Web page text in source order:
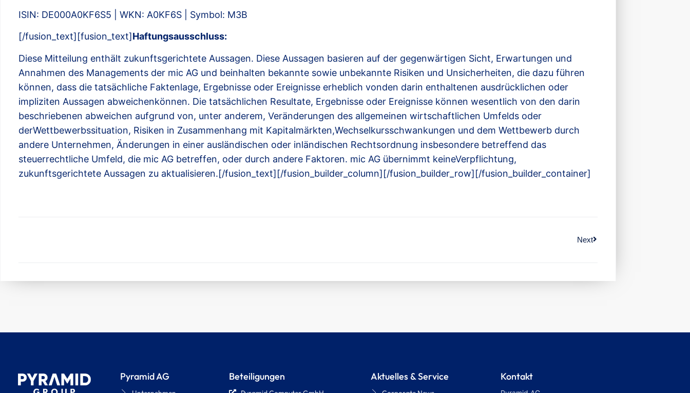
ISIN: DE000A0KF6S5 | WKN: A0KF6S | Symbol: M3B
[/fusion_text][fusion_text]Haftungsausschluss:
Diese Mitteilung enthält zukunftsgerichtete Aussagen. Diese Aussagen basieren auf der gegenwärtigen Sicht, Erwartungen und
Annahmen des Managements der mic AG und beinhalten bekannte sowie unbekannte Risiken und Unsicherheiten, die dazu führen
können, dass die tatsächliche Faktenlage, Ergebnisse oder Ereignisse erheblich vonden darin enthaltenen ausdrücklichen oder
impliziten Aussagen abweichenkönnen. Die tatsächlichen Resultate, Ergebnisse oder Ereignisse können wesentlich von den darin
beschriebenen abweichen aufgrund von, unter anderem, Veränderungen des allgemeinen wirtschaftlichen Umfelds oder
derWettbewerbssituation, Risiken in Zusammenhang mit Kapitalmärkten,Wechselkursschwankungen und dem Wettbewerb durch
andere Unternehmen, Änderungen in einer ausländischen oder inländischen Rechtsordnung insbesondere betreffend das
steuerrechtliche Umfeld, die mic AG betreffen, oder durch andere Faktoren. mic AG übernimmt keineVerpflichtung,
zukunftsgerichtete Aussagen zu aktualisieren.[/fusion_text][/fusion_builder_column][/fusion_builder_row][/fusion_builder_container]
Next
Pyramid AG Beteiligungen Aktuelles & Service Kontakt